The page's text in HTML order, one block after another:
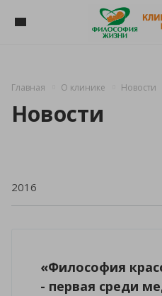
Главная О клинике Новости
Новости
«Философия
- первая среди